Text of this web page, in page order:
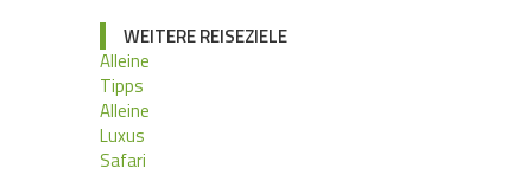
WEITERE REISEZIELE
Alleine
Tipps
Alleine
Luxus
Safari